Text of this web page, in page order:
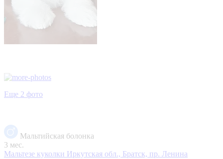
Еще 2 фото
Мальтийская болонка
3 мес.
Мальтезе куколки Иркутская обл., Братск, пр. Ленина